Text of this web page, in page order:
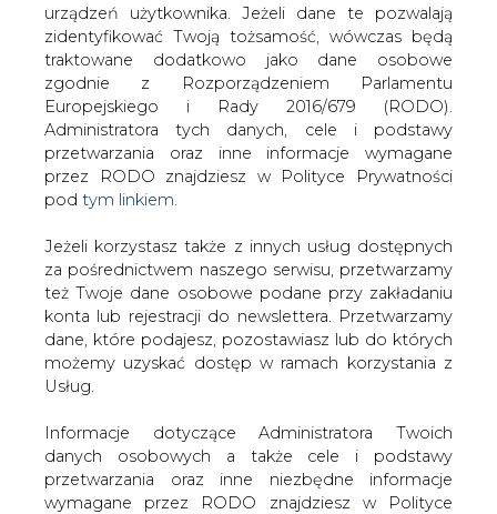
WŁĄCZ CIRE.TV
urządzeń użytkownika. Jeżeli dane te pozwalają
zidentyfikować Twoją tożsamość, wówczas będą
traktowane dodatkowo jako dane osobowe
zgodnie z Rozporządzeniem Parlamentu
Europejskiego i Rady 2016/679 (RODO).
Administratora tych danych, cele i podstawy
przetwarzania oraz inne informacje wymagane
przez RODO znajdziesz w Polityce Prywatności
pod tym linkiem.
Jeżeli korzystasz także z innych usług dostępnych
za pośrednictwem naszego serwisu, przetwarzamy
też Twoje dane osobowe podane przy zakładaniu
konta lub rejestracji do newslettera. Przetwarzamy
dane, które podajesz, pozostawiasz lub do których
możemy uzyskać dostęp w ramach korzystania z
Usług.
Informacje dotyczące Administratora Twoich
danych osobowych a także cele i podstawy
przetwarzania oraz inne niezbędne informacje
wymagane przez RODO znajdziesz w Polityce
Strona główna RYNEK GAZU
Shell: koszty Sachalina-
2005-07-18 00:00
skomentuj
udostępnij: